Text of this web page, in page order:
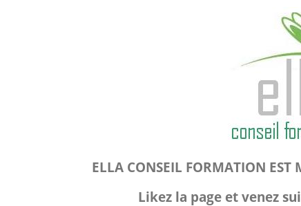
ELLA CONSEIL FORMATION EST
Likez la page et venez